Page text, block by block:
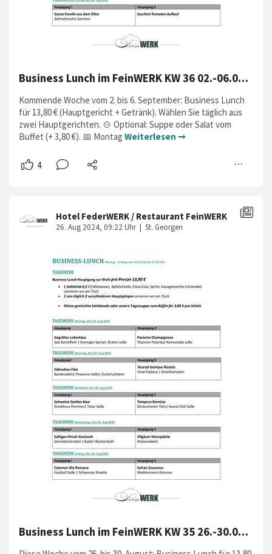
Business Lunch im FeinWERK KW 36 02.-06.09.2024
Kommende Woche vom 2. bis 6. September: Business Lunch
für 13,80 € (Hauptgericht + Getränk). Wählen Sie täglich aus
zwei Hauptgerichten. 🍲 Optional: Suppe oder Salat vom
Buffet (+ 3,80 €). 📅 Montag Weiterlesen ➞
Business Lunch im FeinWERK KW 35 26.-30.08.2024